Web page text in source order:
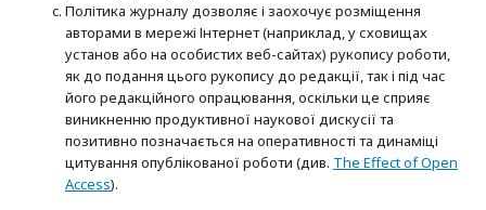
Політика журналу дозволяє і заохочує розміщення
авторами в мережі Інтернет (наприклад, у сховищах
установ або на особистих веб-сайтах) рукопису роботи,
як до подання цього рукопису до редакції, так і під час
його редакційного опрацювання, оскільки це сприяє
виникненню продуктивної наукової дискусії та
позитивно позначається на оперативності та динаміці
цитування опублікованої роботи (див. The Effect of Open
Access).